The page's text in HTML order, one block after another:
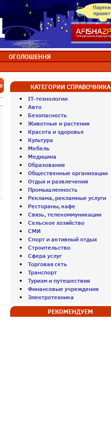
ОГОЛОШЕННЯ
КАТЕГОРИИ СПРАВОЧНИКА
IT-технологии
Авто
Безопасность
Животные и растения
Красота и здоровье
Культура
Мебель
Медицина
Образование
Общественные организации
Отдых и развлечения
Промышленность
Реклама, рекламные услуги
Рестораны, кафе
Связь, телекоммуникации
Сельское хозяйство
СМИ
Спорт и активный отдых
Строительство
Сфера услуг
Торговая сеть
Транспорт
Туризм и путешествия
Финансовые учреждения
Электротехника
РЕКОМЕНДУЕМ